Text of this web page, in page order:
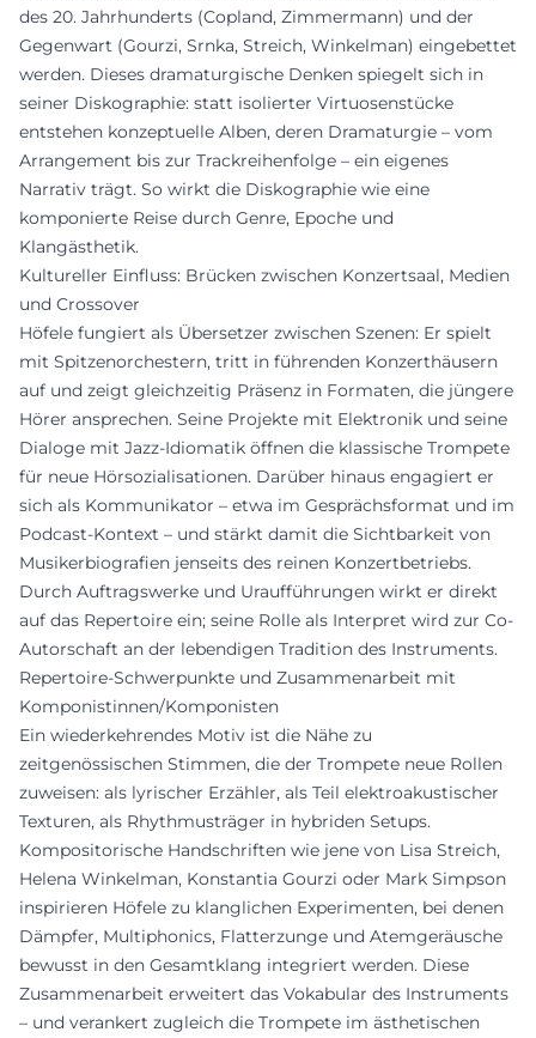
des 20. Jahrhunderts (Copland, Zimmermann) und der
Gegenwart (Gourzi, Srnka, Streich, Winkelman) eingebettet
werden. Dieses dramaturgische Denken spiegelt sich in
seiner Diskographie: statt isolierter Virtuosenstücke
entstehen konzeptuelle Alben, deren Dramaturgie – vom
Arrangement bis zur Trackreihenfolge – ein eigenes
Narrativ trägt. So wirkt die Diskographie wie eine
komponierte Reise durch Genre, Epoche und
Klangästhetik.
Kultureller Einfluss: Brücken zwischen Konzertsaal, Medien
und Crossover
Höfele fungiert als Übersetzer zwischen Szenen: Er spielt
mit Spitzenorchestern, tritt in führenden Konzerthäusern
auf und zeigt gleichzeitig Präsenz in Formaten, die jüngere
Hörer ansprechen. Seine Projekte mit Elektronik und seine
Dialoge mit Jazz-Idiomatik öffnen die klassische Trompete
für neue Hörsozialisationen. Darüber hinaus engagiert er
sich als Kommunikator – etwa im Gesprächsformat und im
Podcast-Kontext – und stärkt damit die Sichtbarkeit von
Musikerbiografien jenseits des reinen Konzertbetriebs.
Durch Auftragswerke und Uraufführungen wirkt er direkt
auf das Repertoire ein; seine Rolle als Interpret wird zur Co-
Autorschaft an der lebendigen Tradition des Instruments.
Repertoire-Schwerpunkte und Zusammenarbeit mit
Komponistinnen/Komponisten
Ein wiederkehrendes Motiv ist die Nähe zu
zeitgenössischen Stimmen, die der Trompete neue Rollen
zuweisen: als lyrischer Erzähler, als Teil elektroakustischer
Texturen, als Rhythmusträger in hybriden Setups.
Kompositorische Handschriften wie jene von Lisa Streich,
Helena Winkelman, Konstantia Gourzi oder Mark Simpson
inspirieren Höfele zu klanglichen Experimenten, bei denen
Dämpfer, Multiphonics, Flatterzunge und Atemgeräusche
bewusst in den Gesamtklang integriert werden. Diese
Zusammenarbeit erweitert das Vokabular des Instruments
– und verankert zugleich die Trompete im ästhetischen